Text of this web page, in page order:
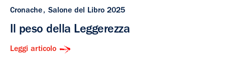
Cronache Salone del Libro 2025
Il peso della Leggerezza
Leggi articolo